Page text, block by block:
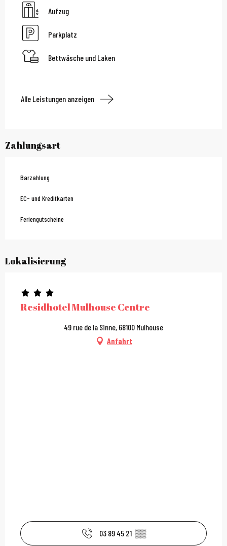
Aufzug
Parkplatz
Bettwäsche und Laken
Alle Leistungen anzeigen
Zahlungsart
Barzahlung
EC- und Kreditkarten
Feriengutscheine
Lokalisierung
Residhotel Mulhouse Centre
49 rue de la Sinne, 68100 Mulhouse
Anfahrt
03 89 45 21 ▒▒